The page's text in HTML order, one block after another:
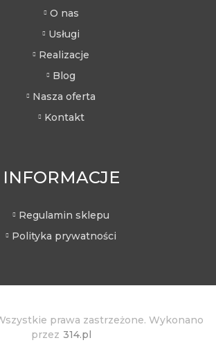
O nas
Usługi
Realizacje
Blog
Nasza oferta
Kontakt
INFORMACJE
Regulamin sklepu
Polityka prywatności
prawa zastrzeżone. Wykonano
przez 314.pl